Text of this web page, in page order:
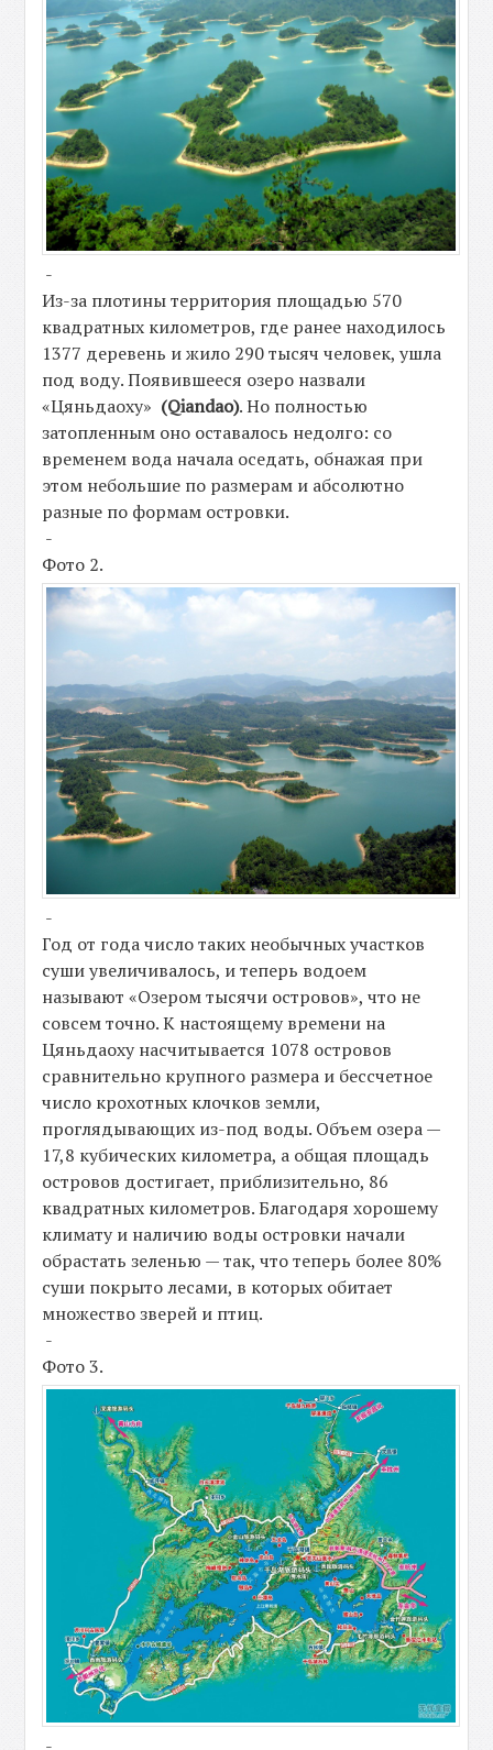
-
Из-за плотины территория площадью 570
квадратных километров, где ранее находилось
1377 деревень и жило 290 тысяч человек, ушла
под воду. Появившееся озеро назвали
«Цяньдаоху» (Qiandao). Но полностью
затопленным оно оставалось недолго: со
временем вода начала оседать, обнажая при
этом небольшие по размерам и абсолютно
разные по формам островки.
-
Фото 2.
-
Год от года число таких необычных участков
суши увеличивалось, и теперь водоем
называют «Озером тысячи островов», что не
совсем точно. К настоящему времени на
Цяньдаоху насчитывается 1078 островов
сравнительно крупного размера и бессчетное
число крохотных клочков земли,
проглядывающих из-под воды. Объем озера —
17,8 кубических километра, а общая площадь
островов достигает, приблизительно, 86
квадратных километров. Благодаря хорошему
климату и наличию воды островки начали
обрастать зеленью — так, что теперь более 80%
суши покрыто лесами, в которых обитает
множество зверей и птиц.
-
Фото 3.